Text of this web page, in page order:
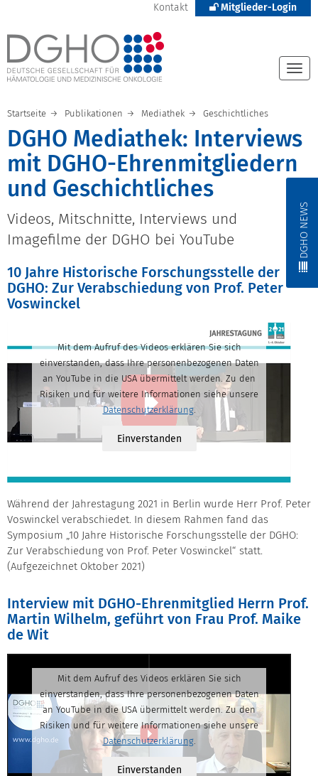
Kontakt Mitglieder-Login
DGHO NEWS
Startseite Publikationen Mediathek Geschichtliches
DGHO Mediathek: Interviews
mit DGHO-Ehrenmitgliedern
und Geschichtliches
Videos, Mitschnitte, Interviews und
Imagefilme der DGHO bei YouTube
10 Jahre Historische Forschungsstelle der
DGHO: Zur Verabschiedung von Prof. Peter
Voswinckel
Mit dem Aufruf des Videos erklären Sie sich
einverstanden, dass Ihre personenbezogenen Daten
an YouTube in die USA übermittelt werden. Zu den
Risiken und für weitere Informationen siehe unsere
Datenschutzerklärung.
Einverstanden
Während der Jahrestagung 2021 in Berlin wurde Herr Prof. Peter
Voswinckel verabschiedet. In diesem Rahmen fand das
Symposium „10 Jahre Historische Forschungsstelle der DGHO:
Zur Verabschiedung von Prof. Peter Voswinckel“ statt.
(Aufgezeichnet Oktober 2021)
Interview mit DGHO-Ehrenmitglied Herrn Prof.
Martin Wilhelm, geführt von Frau Prof. Maike
de Wit
Mit dem Aufruf des Videos erklären Sie sich
einverstanden, dass Ihre personenbezogenen Daten
an YouTube in die USA übermittelt werden. Zu den
Risiken und für weitere Informationen siehe unsere
Datenschutzerklärung.
Einverstanden